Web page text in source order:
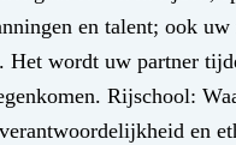
en talent; ook
Het wordt uw partner
Rijschool:
en